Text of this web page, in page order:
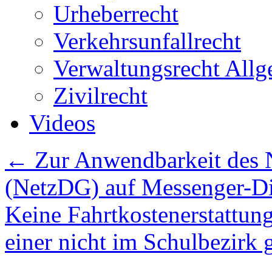
Urheberrecht
Verkehrsunfallrecht
Verwaltungsrecht
Zivilrecht
Videos
← Zur Anwendbarkeit des
(NetzDG) auf Messenger-
Keine
einer nicht im Schulbezirk